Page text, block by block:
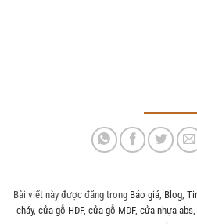
Bài viết này được đăng trong Báo giá, Blog,
cháy, cửa gỗ HDF, cửa gỗ MDF, cửa nhựa abs,